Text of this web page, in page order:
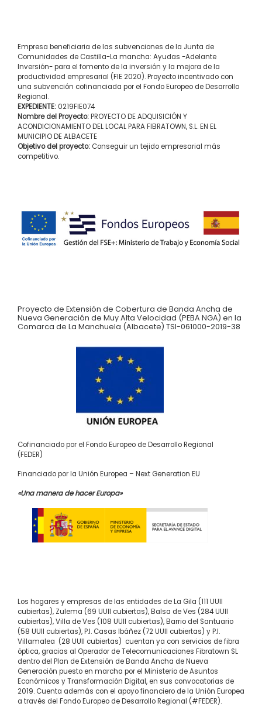
Empresa beneficiaria de las subvenciones de la Junta de
Comunidades de Castilla-La mancha: Ayudas -Adelante
Inversión- para el fomento de la inversión y la mejora de la
productividad empresarial (FIE 2020). Proyecto incentivado con
una subvención cofinanciada por el Fondo Europeo de Desarrollo
Regional.
EXPEDIENTE: 0219FIE074
Nombre del Proyecto:PROYECTO DE ADQUISICIÓN Y
ACONDICIONAMIENTO DEL LOCAL PARA FIBRATOWN, S.L. EN EL
MUNICIPIO DE ALBACETE
Objetivo del proyecto:Conseguir un tejido empresarial más
competitivo.
Proyecto de Extensión de Cobertura de Banda Ancha de
Nueva Generación de Muy Alta Velocidad (PEBA NGA) en la
Comarca de La Manchuela (Albacete) TSI-061000-2019-38
Cofinanciado por el Fondo Europeo de Desarrollo Regional
(FEDER)
Financiado por la Unión Europea – Next Generation EU
«Una manera de hacer Europa»
Los hogares y empresas de las entidades de La Gila (111 UUII
cubiertas), Zulema (69 UUII cubiertas), Balsa de Ves (284 UUII
cubiertas), Villa de Ves (108 UUII cubiertas), Barrio del Santuario
(58 UUII cubiertas), P.I. Casas Ibáñez (72 UUII cubiertas) y P.I.
Villamalea (28 UUII cubiertas) cuentan ya con servicios de fibra
óptica, gracias al Operador de Telecomunicaciones Fibratown SL
dentro del Plan de Extensión de Banda Ancha de Nueva
Generación puesto en marcha por el Ministerio de Asuntos
Económicos y Transformación Digital, en sus convocatorias de
2019. Cuenta además con el apoyo financiero de la Unión Europea
a través del Fondo Europeo de Desarrollo Regional (#FEDER).